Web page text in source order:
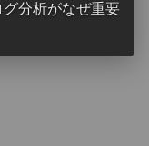
分析がなぜ重要